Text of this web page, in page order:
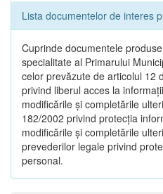
Lista documentelor de interes
Cuprinde documentele
specialitate al Primarului
celor prevăzute de articolul 12
privind liberul acces la
modificările și completările
182/2002 privind protecția
modificările și completările
prevederilor legale privind
personal.